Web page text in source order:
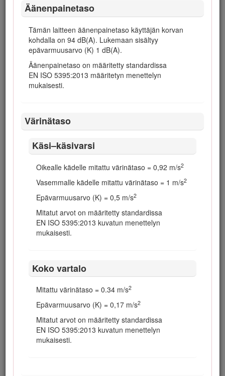
Äänenpainetaso
Tämän laitteen äänenpainetaso käyttäjän korvan
kohdalla on 94 dB(A). Lukemaan sisältyy
epävarmuusarvo (K) 1 dB(A).
Äänenpainetaso on määritetty standardissa
EN ISO 5395:2013 määritetyn menettelyn
mukaisesti.
Värinätaso
Käsi–käsivarsi
Oikealle kädelle mitattu värinätaso = 0,92 m/s2
Vasemmalle kädelle mitattu värinätaso = 1 m/s2
Epävarmuusarvo (K) = 0,5 m/s2
Mitatut arvot on määritetty standardissa
EN ISO 5395:2013 kuvatun menettelyn
mukaisesti.
Koko vartalo
Mitattu värinätaso = 0.34 m/s2
Epävarmuusarvo (K) = 0,17 m/s2
Mitatut arvot on määritetty standardissa
EN ISO 5395:2013 kuvatun menettelyn
mukaisesti.
mukainen. Lisätietoja on erillisessä tuotekohtaisessa
vaatimustenmukaisuusvakuutuksessa.
Vaara
pakokaasut ja jotkin niiden aineosat aiheuttavat syöpää,
synnynnäisiä epämuodostumia tai muuta
lisääntymiseen liittyvää haittaa.
Aidot Toro-kipinänsammuttimet ovat USDA Forestry Servicen
hyväksymiä.
Kalifornian lain (California Public Resource Code) pykälät
4442 ja 4443 kieltävät tämän moottorin käytön metsä-,
pensaikko- tai ruohopeitteisillä mailla, jos moottoria ei ole
käyttökunnossa pidetyllä kipinänsammuttimella tai jos
moottoria ei ole suojattu, varustettu ja huollettu palovaaran
Tämä kone on suunniteltu EN ISO 5395:2013 -standardin ja
ANSI B71.4-2012 -määrityksen mukaisesti.
Laitteen epäasianmukainen käyttö tai huolto voi aiheuttaa
tapaturman. Vähennä loukkaantumisriskiä noudattamalla
joka tarkoittaa varoitusta, vaaraa tai hengenvaaraa –
henkilöturvallisuusohjeet. Ohjeiden noudattamatta jättäminen
saattaa johtaa henkilövahinkoon tai kuolemaan.